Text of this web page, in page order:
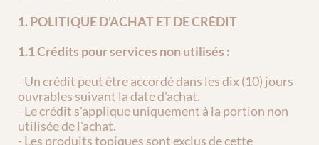
1. POLITIQUE D'ACHAT ET DE CRÉDIT
1.1 Crédits pour services non utilisés :
- Un crédit peut être accordé dans les dix (10) jours
ouvrables suivant la date d'achat.
- Le crédit s'applique uniquement à la portion non
utilisée de l'achat.
- Les produits topiques sont exclus de cette